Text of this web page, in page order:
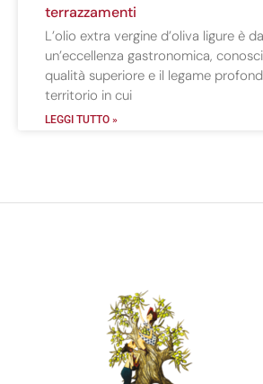
terrazzamenti
L’olio extra vergine d’oliva ligure è
un’eccellenza gastronomica,
qualità superiore e il legame
territorio in cui
LEGGI TUTTO »